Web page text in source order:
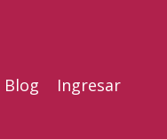
Blog Ingresar